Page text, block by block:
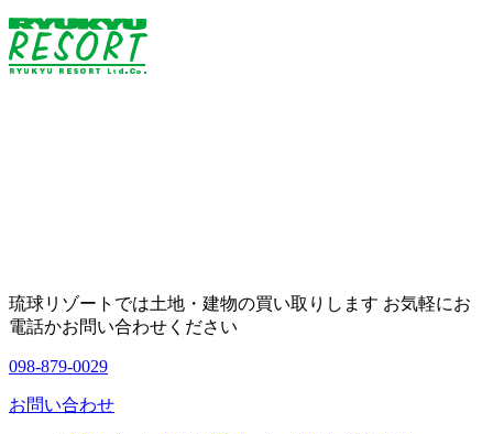
琉球リゾートでは土地・建物の買い取りします お気軽にお
電話かお問い合わせください
098-879-0029
お問い合わせ